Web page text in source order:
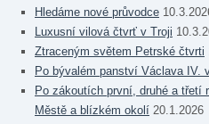
Hledáme nové průvodce
Luxusní vilová čtvrť v Troji
Ztraceným světem Petrské čtvrti
Po bývalém panství Václava IV.
Po zákoutích první, druhé a třetí
Městě a blízkém okolí 20.1.2026